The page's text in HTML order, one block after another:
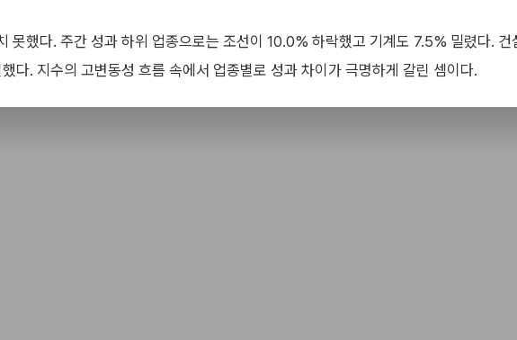
못했다. 주간 성과 하위 업종으로는 조선이 10.0% 하락했고 기계도 7.5% 밀렸다. 건
다. 지수의 고변동성 흐름 속에서 업종별로 성과 차이가 극명하게 갈린 셈이다.